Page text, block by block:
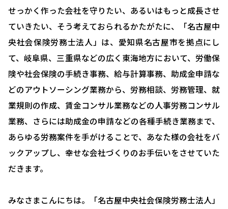
せっかく作った会社を守りたい、あるいはもっと成長させ
ていきたい、そう考えておられるかたがたに、「名古屋中
央社会保険労務士法人」は、愛知県名古屋市を拠点にし
て、岐阜県、三重県などの広く東海地方において、労働保
険や社会保険の手続き事務、給与計算事務、助成金申請な
どのアウトソーシング業務から、労務相談、労務管理、就
業規則の作成、賃金コンサル業務などの人事労務コンサル
業務、さらには助成金の申請などの各種手続き業務まで、
あらゆる労務案件を手がけることで、あなた様の会社をバ
ックアップし、幸せな会社づくりのお手伝いをさせていた
だきます。
みなさまこんにちは。「名古屋中央社会保険労務士法人」